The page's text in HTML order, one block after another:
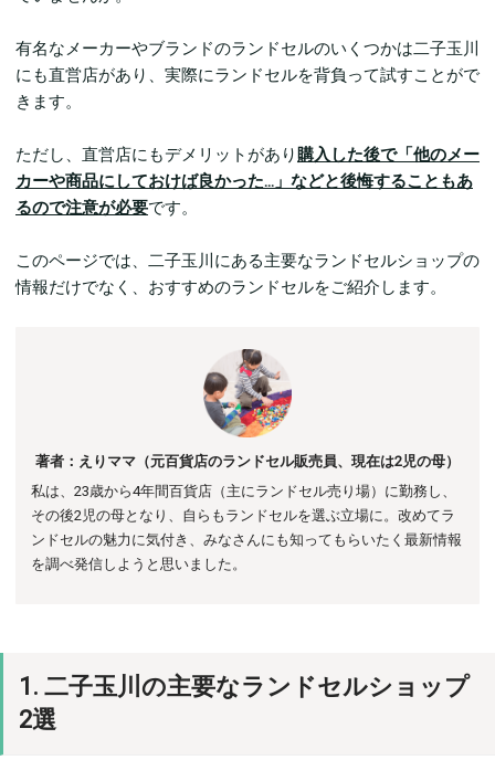
有名なメーカーやブランドのランドセルのいくつかは二子玉川
にも直営店があり、実際にランドセルを背負って試すことがで
きます。
ただし、直営店にもデメリットがあり購入した後で「他のメー
カーや商品にしておけば良かった…」などと後悔することもあ
るので注意が必要です。
このページでは、二子玉川にある主要なランドセルショップの
情報だけでなく、おすすめのランドセルをご紹介します。
著者：えりママ（元百貨店のランドセル販売員、現在は2児の母）
私は、23歳から4年間百貨店（主にランドセル売り場）に勤務し、
その後2児の母となり、自らもランドセルを選ぶ立場に。 改めてラ
ンドセルの魅力に気付き、みなさんにも知ってもらいたく最新情報
を調べ発信しようと思いました。
1. 二子玉川の主要なランドセルショップ
2選